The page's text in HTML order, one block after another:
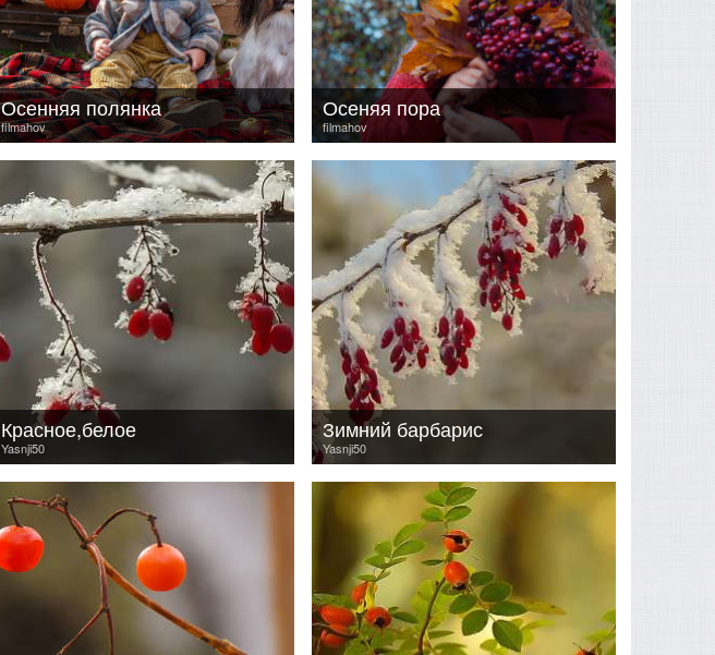
filmahov
Осенняя полянка
filmahov
Осеняя пора
Yasnji50
Красное,белое
Yasnji50
Зимний барбарис